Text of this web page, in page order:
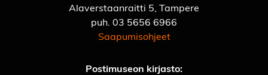
Alaverstaanraitti 5, Tampere
puh. 03 5656 6966
Saapumisohjeet
Postimuseon kirjasto: